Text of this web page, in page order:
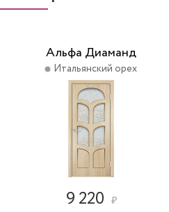
Альфа Диаманд
Итальянский орех
9 220 ₽